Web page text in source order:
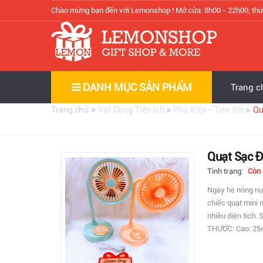
Chào mừng bạn đến với Lemonshop ! Mở cửa: 8h00 - 22h00,
DANH MỤC SẢN PHẨM Trang
Trang chủ > Vật Dụng Tiện Ích > Phụ Kiện - Tiện Ích >
Quạt Sạc
Tình trạng: Còn
Ngày hè nóng
chiếc quạt mini
nhiều diện tích.
THƯỚC: Cao: